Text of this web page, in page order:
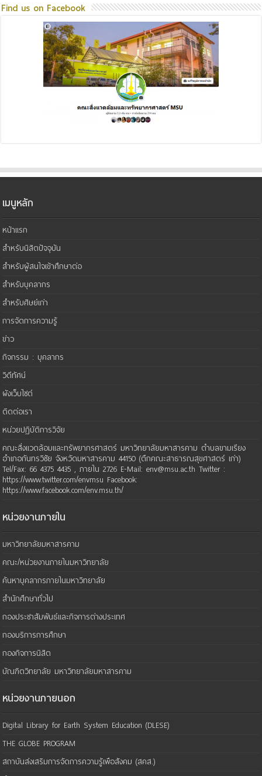
Find us on Facebook
เมนูหลัก
หน้าแรก
สำหรับนิสิตปัจจุบัน
สำหรับผู้สนใจเข้าศึกษาต่อ
สำหรับบุคลากร
สำหรับศิษย์เก่า
การจัดการความรู้
ข่าว
กิจกรรม : บุคลากร
วิดีทัศน์
ผังเว็บไซต์
ติดต่อเรา
หน่วยปฏิบัติการวิจัย
คณะสิ่งแวดล้อมและทรัพยากรศาสตร์ มหาวิทยาลัยมหาสารคาม ตำบลขามเรียง
อำเภอกันทรวิชัย จังหวัดมหาสารคาม 44150 (ตึกคณะสาธารณสุขศาสตร์ เก่า)
Tel/Fax: 66 4375 4435 , ภายใน 2726 E-Mail: env@msu.ac.th Twitter :
https://www.twitter.com/envmsu Facebook:
https://www.facebook.com/env.msu.th/
หน่วยงานภายใน
มหาวิทยาลัยมหาสารคาม
คณะ/หน่วยงานภายในมหาวิทยาลัย
ค้นหาบุคลากรภายในมหาวิทยาลัย
สำนักศึกษาทั่วไป
กองประชาสัมพันธ์และกิจการต่างประเทศ
กองบริการการศึกษา
กองกิจการนิสิต
บัณฑิตวิทยาลัย มหาวิทยาลัยมหาสารคาม
หน่วยงานภายนอก
Digital Library for Earth System Education (DLESE)
THE GLOBE PROGRAM
สถาบันส่งเสริมการจัดการความรู้เพือสังคม (สคส.)